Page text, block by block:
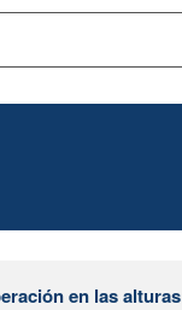
en las alturas